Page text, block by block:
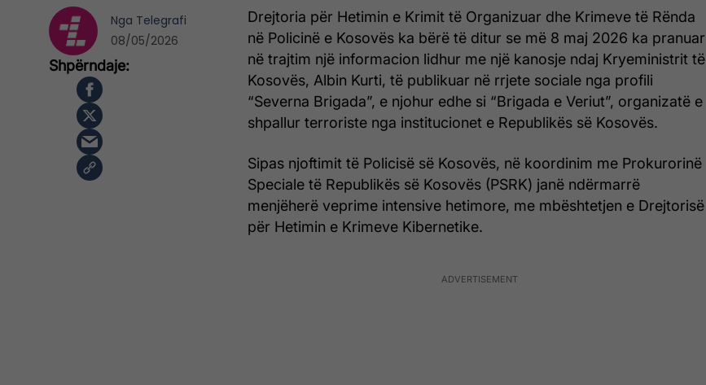
Drejtoria për Hetimin e Krimit të Organizuar dhe Krimeve të Rënda
në Policinë e Kosovës ka bërë të ditur se më 8 maj 2026 ka pranuar
në trajtim një informacion lidhur me një kanosje ndaj Kryeministrit të
Kosovës, Albin Kurti, të publikuar në rrjete sociale nga profili
“Severna Brigada”, e njohur edhe si “Brigada e Veriut”, organizatë e
shpallur terroriste nga institucionet e Republikës së Kosovës.
Sipas njoftimit të Policisë së Kosovës, në koordinim me Prokurorinë
Speciale të Republikës së Kosovës (PSRK) janë ndërmarrë
menjëherë veprime intensive hetimore, me mbështetjen e Drejtorisë
për Hetimin e Krimeve Kibernetike.
Nga Telegrafi
08/05/2026